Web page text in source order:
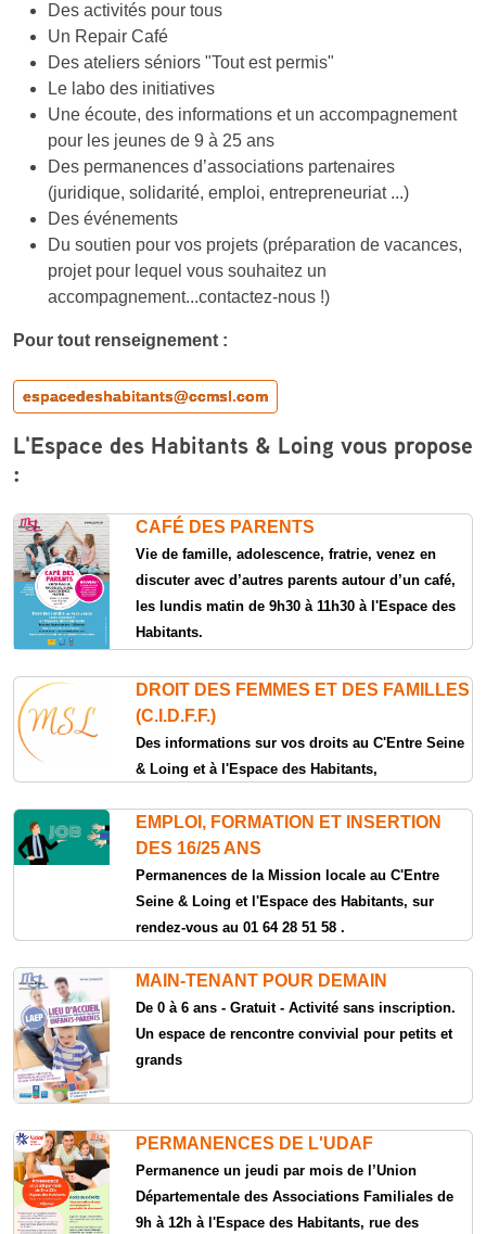
Des activités pour tous
Un Repair Café
Des ateliers séniors "Tout est permis"
Le labo des initiatives
Une écoute, des informations et un accompagnement
pour les jeunes de 9 à 25 ans
Des permanences d’associations partenaires
(juridique, solidarité, emploi, entrepreneuriat ...)
Des événements
Du soutien pour vos projets (préparation de vacances,
projet pour lequel vous souhaitez un
accompagnement...contactez-nous !)
Pour tout renseignement :
espacedeshabitants@ccmsl.com
L'Espace des Habitants & Loing vous propose
:
CAFÉ DES PARENTS
Vie de famille, adolescence, fratrie, venez en
discuter avec d’autres parents autour d’un café,
les lundis matin de 9h30 à 11h30 à l'Espace des
Habitants.
DROIT DES FEMMES ET DES FAMILLES
(C.I.D.F.F.)
Des informations sur vos droits au C'Entre Seine
& Loing et à l'Espace des Habitants,
EMPLOI, FORMATION ET INSERTION
DES 16/25 ANS
Permanences de la Mission locale au C'Entre
Seine & Loing et l'Espace des Habitants, sur
rendez-vous au 01 64 28 51 58 .
MAIN-TENANT POUR DEMAIN
De 0 à 6 ans - Gratuit - Activité sans inscription.
Un espace de rencontre convivial pour petits et
grands
PERMANENCES DE L'UDAF
Permanence un jeudi par mois de l’Union
Départementale des Associations Familiales de
9h à 12h à l'Espace des Habitants, rue des